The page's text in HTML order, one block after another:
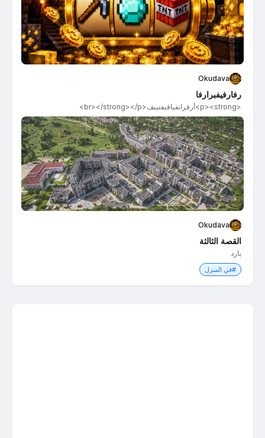
Okudava
رفارفيفبرارفا
<p><strong>أرفرانفبافبفتيبف​<br></strong></p>
Okudava
القصة الثالثة
بارد
#في المنزل